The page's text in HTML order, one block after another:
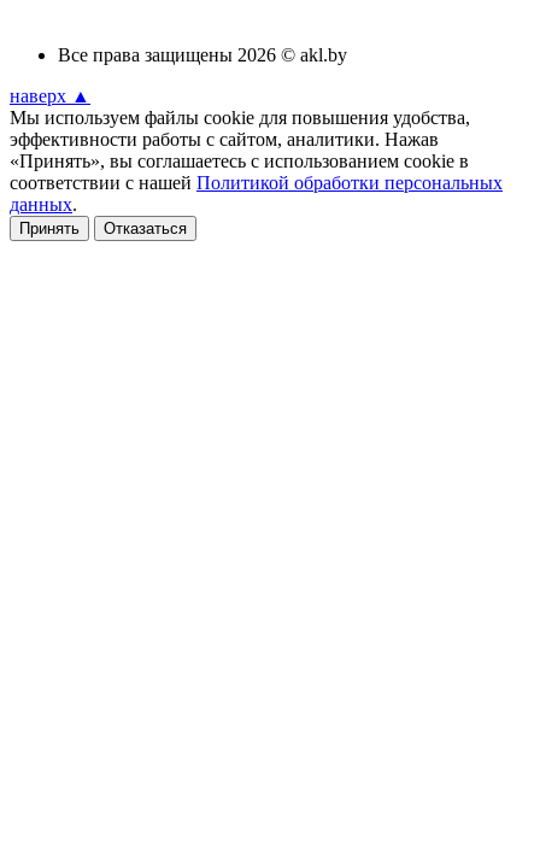
Все права защищены 2026 © akl.by
наверх ▲
Мы используем файлы cookie для повышения удобства,
эффективности работы с сайтом, аналитики. Нажав
«Принять», вы соглашаетесь с использованием cookie в
соответствии с нашей Политикой обработки персональных
данных.
Принять Отказаться